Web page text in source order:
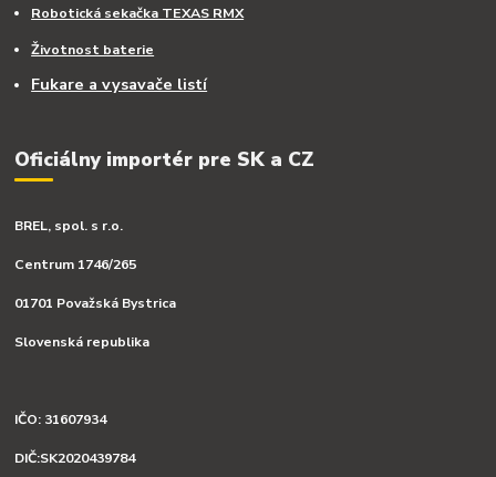
Robotická sekačka TEXAS RMX
Životnost baterie
Fukare a vysavače listí
Oficiálny importér pre SK a CZ
BREL, spol. s r.o.
Centrum 1746/265
01701 Považská Bystrica
Slovenská republika
IČO: 31607934
DIČ:SK2020439784